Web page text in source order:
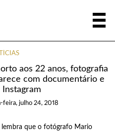
aos 22 anos, fotografia
com documentário e
feira, julho 24, 2018
lembra que o fotógrafo Mario